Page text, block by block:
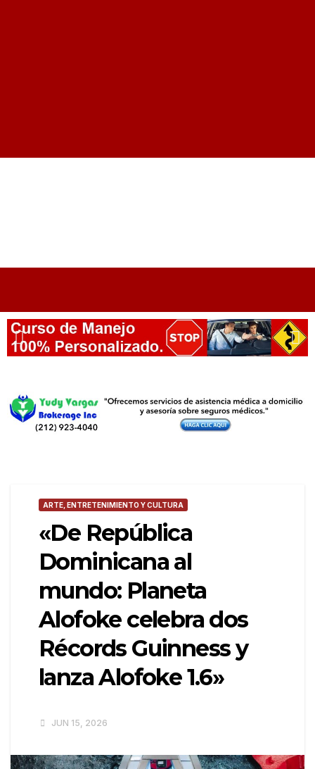
ARTE, ENTRETENIMIENTO Y CULTURA
«De República
Dominicana al
mundo: Planeta
Alofoke celebra dos
Récords Guinness y
lanza Alofoke 1.6»
JUN 15, 2026